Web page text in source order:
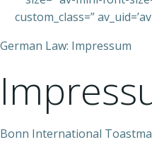
custom_class=”
German Law: Impressum
Bonn International